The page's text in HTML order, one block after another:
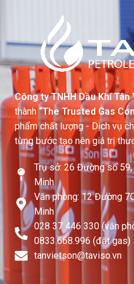
Công ty TNHH Dầu Khí Tân
thành “The Trusted Gas
phẩm chất lượng - Dịch vụ
từng bước tạo nên giá trị
Trụ sở: 26 Đường số 59,
Minh
Văn phòng: 12 Đường
Minh
028 37 446 330 (văn
0833.668.996 (đặt gas)
tanvietson@taviso.vn​